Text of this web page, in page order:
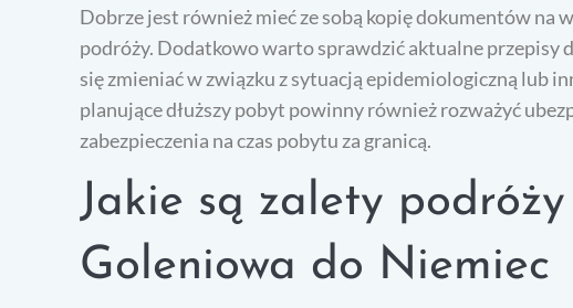
Dobrze jest również mieć ze sobą kopię dokumentów na
podróży. Dodatkowo warto sprawdzić aktualne przepisy
się zmieniać w związku z sytuacją epidemiologiczną lub
planujące dłuższy pobyt powinny również rozważyć
zabezpieczenia na czas pobytu za granicą.
Jakie są zalety
Goleniowa do Niemiec